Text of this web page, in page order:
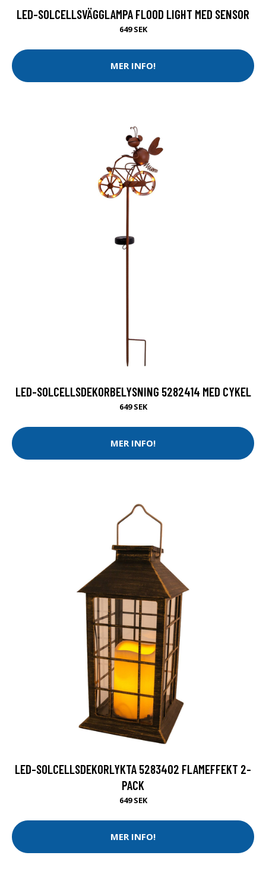
LED-SOLCELLSVÄGGLAMPA FLOOD LIGHT MED SENSOR
649 SEK
MER INFO!
LED-SOLCELLSDEKORBELYSNING 5282414 MED CYKEL
649 SEK
MER INFO!
LED-SOLCELLSDEKORLYKTA 5283402 FLAMEFFEKT 2-
PACK
649 SEK
MER INFO!